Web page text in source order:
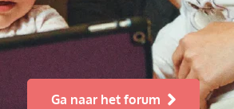
Ga naar het forum